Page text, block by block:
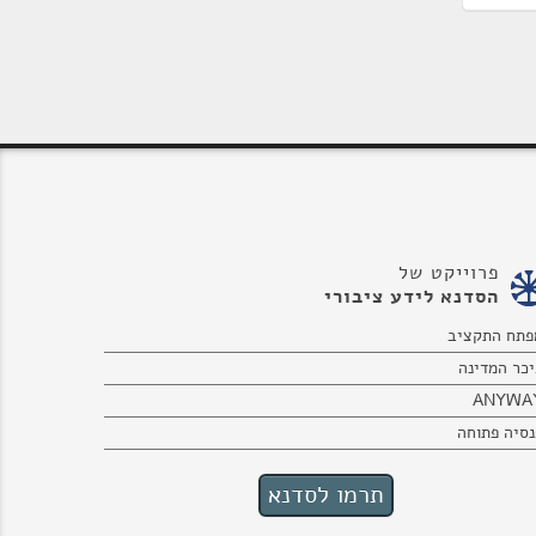
פרוייקט של
הסדנא לידע ציבורי
התקציב
המדינה
פתוחה